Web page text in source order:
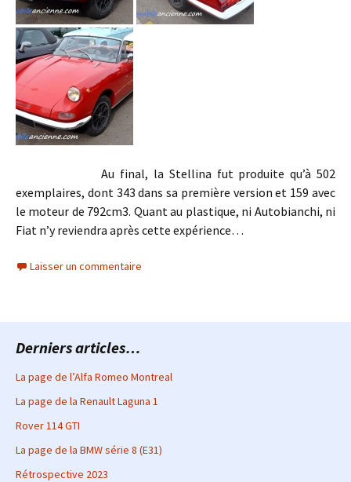
Au final, la Stellina fut produite qu’à 502
exemplaires, dont 343 dans sa première version et 159 avec
le moteur de 792cm3. Quant au plastique, ni Autobianchi, ni
Fiat n’y reviendra après cette expérience…
Laisser un commentaire
Derniers articles…
La page de l’Alfa Romeo Montreal
La page de la Renault Laguna 1
Rover 114 GTI
La page de la BMW série 8 (E31)
Rétrospective 2023